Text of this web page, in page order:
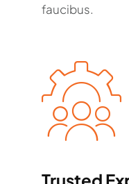
faucibus.
Trusted